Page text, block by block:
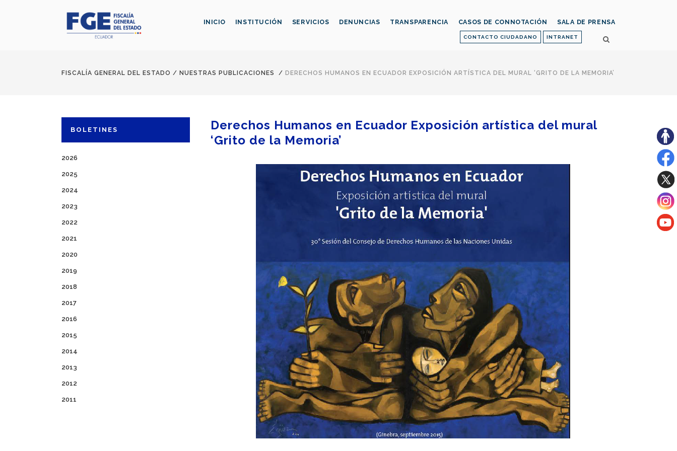
CONTACTO CIUDADANO INTRANET
INICIO INSTITUCIÓN SERVICIOS DENUNCIAS TRANSPARENCIA CASOS DE CONNOTACIÓN SALA DE PRENSA
FISCALÍA GENERAL DEL ESTADO / NUESTRAS PUBLICACIONES / DERECHOS HUMANOS EN ECUADOR EXPOSICIÓN ARTÍSTICA DEL MURAL ‘GRITO DE LA MEMORIA’
BOLETINES
2026
2025
2024
2023
2022
2021
2020
2019
2018
2017
2016
2015
2014
2013
2012
2011
Derechos Humanos en Ecuador Exposición artística del mural
‘Grito de la Memoria’